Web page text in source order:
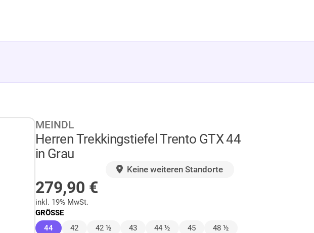
MEINDL
Herren Trekkingstiefel Trento GTX 44
in Grau
Keine weiteren Standorte
279,90 €
inkl. 19% MwSt.
GRÖSSE
44 (ausgewählt)
42 42 ½ 43 44 ½ 45
48 ½